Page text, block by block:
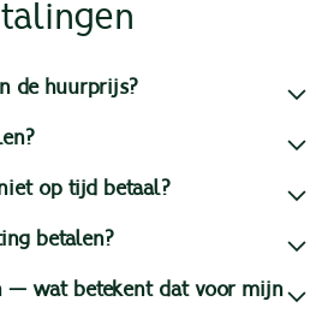
de huurprijs?
op tijd betaal?
betalen?
— wat betekent dat voor mijn